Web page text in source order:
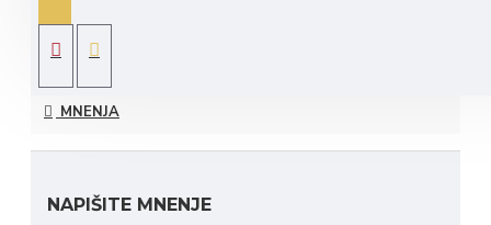
MNENJA
NAPIŠITE MNENJE